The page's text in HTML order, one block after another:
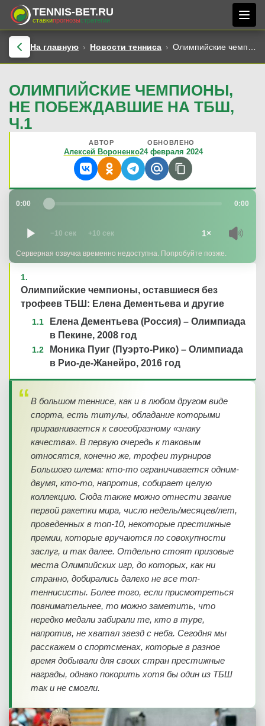
TENNIS-BET.RU
ставкипрогнозыстратегии
На главную Новости тенниса Олимпийские чемпионы, не побеждавшие на ТБШ, ч.1
ОЛИМПИЙСКИЕ ЧЕМПИОНЫ,
НЕ ПОБЕЖДАВШИЕ НА ТБШ,
Ч.1
АВТОР
Алексей Вороненко
ОБНОВЛЕНО
24 февраля 2024
0:00 0:00
−10 сек +10 сек 1×
Серверная озвучка временно недоступна. Попробуйте позже.
Олимпийские чемпионы, оставшиеся без
трофеев ТБШ: Елена Дементьева и другие
Елена Дементьева (Россия) – Олимпиада
в Пекине, 2008 год
Моника Пуиг (Пуэрто-Рико) – Олимпиада
в Рио-де-Жанейро, 2016 год
В большом теннисе, как и в любом другом виде
спорта, есть титулы, обладание которыми
приравнивается к своеобразному «знаку
качества». В первую очередь к таковым
относятся, конечно же, трофеи турниров
Большого шлема: кто-то ограничивается одним-
двумя, кто-то, напротив, собирает целую
коллекцию. Сюда также можно отнести звание
первой ракетки мира, число недель/месяцев/лет,
проведенных в топ-10, некоторые престижные
премии, которые вручаются по совокупности
заслуг, и так далее. Отдельно стоят призовые
места Олимпийских игр, до которых, как ни
странно, добирались далеко не все топ-
теннисисты. Более того, если присмотреться
повнимательнее, то можно заметить, что
нередко медали забирали те, кто в туре,
напротив, не хватал звезд с неба. Сегодня мы
расскажем о спортсменах, которые в разное
время добывали для своих стран престижные
награды, однако покорить хотя бы один из ТБШ
так и не смогли.